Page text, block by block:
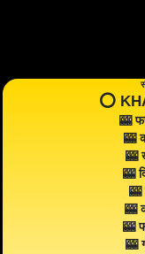
⭕️
🎰
🎰
🎰
🎰
🎰
🎰
🎰
🎰